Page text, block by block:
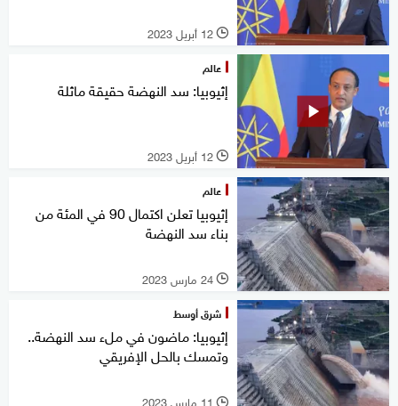
l 12 أبريل 2023
عالم
إثيوبيا: سد النهضة حقيقة ماثلة
l 12 أبريل 2023
عالم
إثيوبيا تعلن اكتمال 90 في المئة من
بناء سد النهضة
l 24 مارس 2023
شرق أوسط
إثيوبيا: ماضون في ملء سد النهضة..
وتمسك بالحل الإفريقي
l 11 مارس 2023